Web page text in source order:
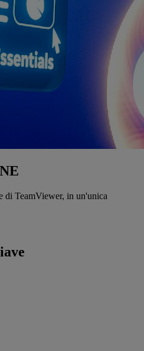
di TeamViewer, in un'unica